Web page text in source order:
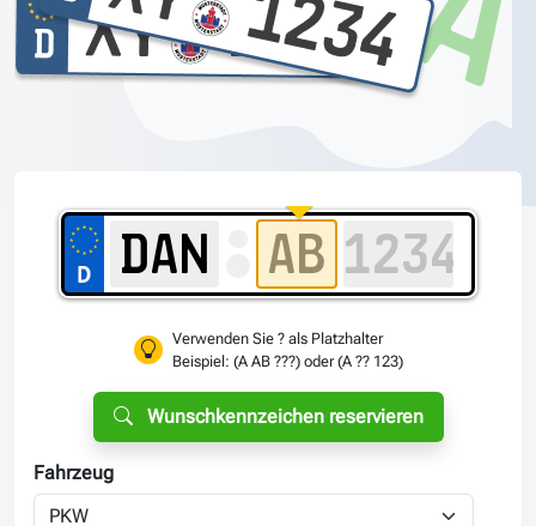
Verwenden Sie ? als Platzhalter
Beispiel: (A AB ???) oder (A ?? 123)
Wunschkennzeichen reservieren
Fahrzeug